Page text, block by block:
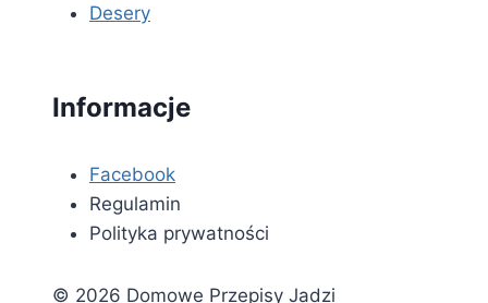
Desery
Informacje
Facebook
Regulamin
Polityka prywatności
© 2026 Domowe Przepisy Jadzi